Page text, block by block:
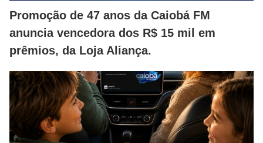
Promoção de 47 anos da Caiobá FM
anuncia vencedora dos R$ 15 mil em
prêmios, da Loja Aliança.